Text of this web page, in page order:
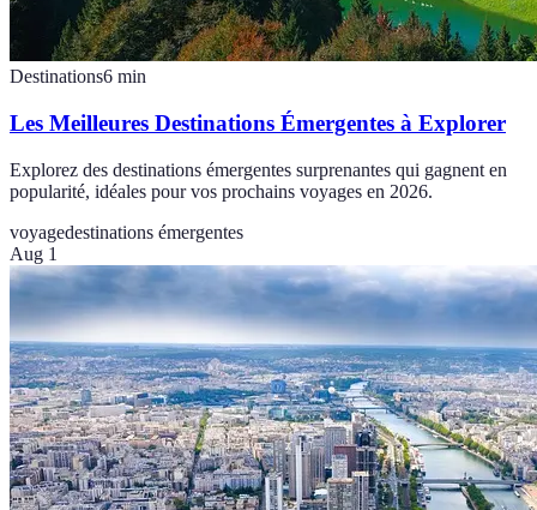
Destinations6 min
Les Meilleures Destinations Émergentes à Explorer
Explorez des destinations émergentes surprenantes qui gagnent en
popularité, idéales pour vos prochains voyages en 2026.
voyagedestinations émergentes
Aug 1